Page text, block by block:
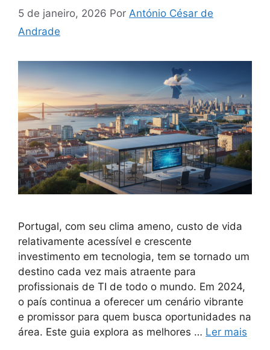
5 de janeiro, 2026 Por António César de
Andrade
Portugal, com seu clima ameno, custo de vida
relativamente acessível e crescente
investimento em tecnologia, tem se tornado um
destino cada vez mais atraente para
profissionais de TI de todo o mundo. Em 2024,
o país continua a oferecer um cenário vibrante
e promissor para quem busca oportunidades na
área. Este guia explora as melhores … Ler mais